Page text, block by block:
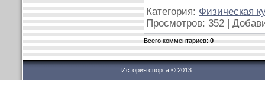
Категория: Физическая
Просмотров: 352 |
Всего комментариев:0
История спорта © 2013